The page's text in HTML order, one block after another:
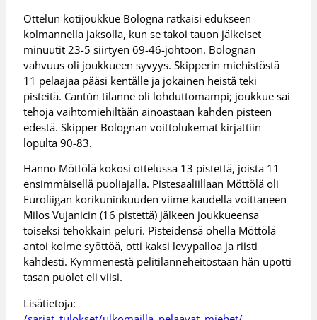
Ottelun kotijoukkue Bologna ratkaisi edukseen
kolmannella jaksolla, kun se takoi tauon jälkeiset
minuutit 23-5 siirtyen 69-46-johtoon. Bolognan
vahvuus oli joukkueen syvyys. Skipperin miehistöstä
11 pelaajaa pääsi kentälle ja jokainen heistä teki
pisteitä. Cantùn tilanne oli lohduttomampi; joukkue sai
tehoja vaihtomiehiltään ainoastaan kahden pisteen
edestä. Skipper Bolognan voittolukemat kirjattiin
lopulta 90-83.
Hanno Möttölä kokosi ottelussa 13 pistettä, joista 11
ensimmäisellä puoliajalla. Pistesaaliillaan Möttölä oli
Euroliigan korikuninkuuden viime kaudella voittaneen
Milos Vujanicin (16 pistettä) jälkeen joukkueensa
toiseksi tehokkain peluri. Pisteidensä ohella Möttölä
antoi kolme syöttöä, otti kaksi levypalloa ja riisti
kahdesti. Kymmenestä pelitilanneheitostaan hän upotti
tasan puolet eli viisi.
Lisätietoja: